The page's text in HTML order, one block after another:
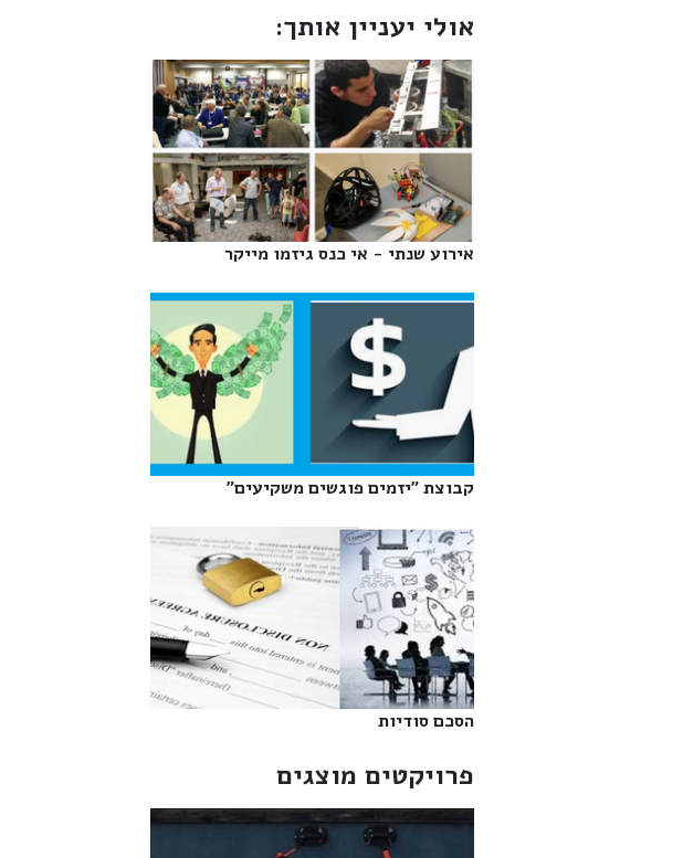
אולי יעניין אותך:
אירוע שנתי - אי כנס גיזמו מייקר‎
קבוצת "יזמים פוגשים משקיעים"‎
הסכם סודיות‎
פרויקטים מוצגים